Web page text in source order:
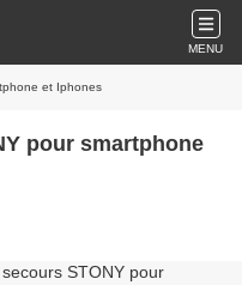
MENU
et Iphones
pour smartphone